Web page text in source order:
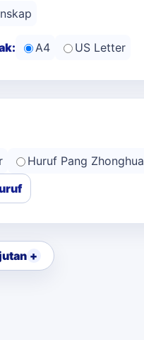
A4 US Letter
Huruf Pang Zhonghua